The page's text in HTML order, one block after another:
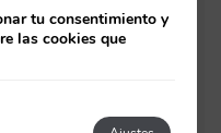
reservas
tu consentimiento y
las cookies que